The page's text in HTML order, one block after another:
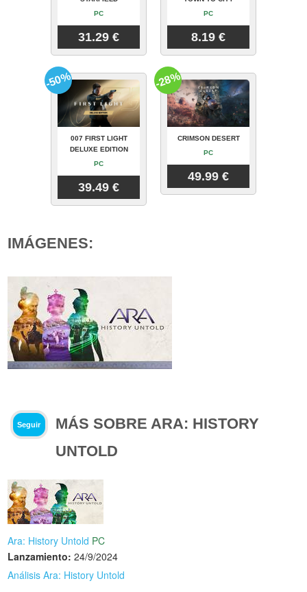
PC
31.29 €
PC
8.19 €
007 FIRST LIGHT
DELUXE EDITION
PC
39.49 €
-50%
CRIMSON DESERT
PC
49.99 €
-28%
IMÁGENES:
Seguir
MÁS SOBRE ARA: HISTORY
UNTOLD
Ara: History Untold PC
Lanzamiento: 24/9/2024
Análisis Ara: History Untold